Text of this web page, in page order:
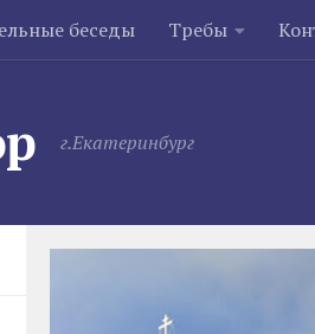
беседы Требы
г.Екатеринбург